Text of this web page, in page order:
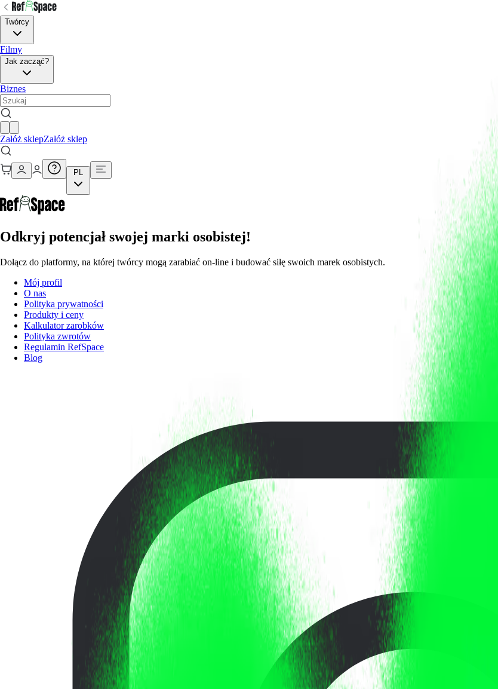
Twórcy
Filmy
Jak zacząć?
Biznes
Załóż sklepZałóż sklep
PL
Odkryj potencjał swojej marki osobistej!
Dołącz do platformy, na której twórcy mogą zarabiać on-line i budować siłę swoich marek osobistych.
Mój profil
O nas
Polityka prywatności
Produkty i ceny
Kalkulator zarobków
Polityka zwrotów
Regulamin RefSpace
Blog